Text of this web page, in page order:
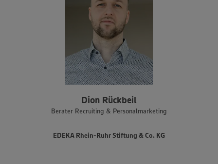
Dion Rückbeil
Berater Recruiting & Personalmarketing
EDEKA Rhein-Ruhr Stiftung & Co. KG